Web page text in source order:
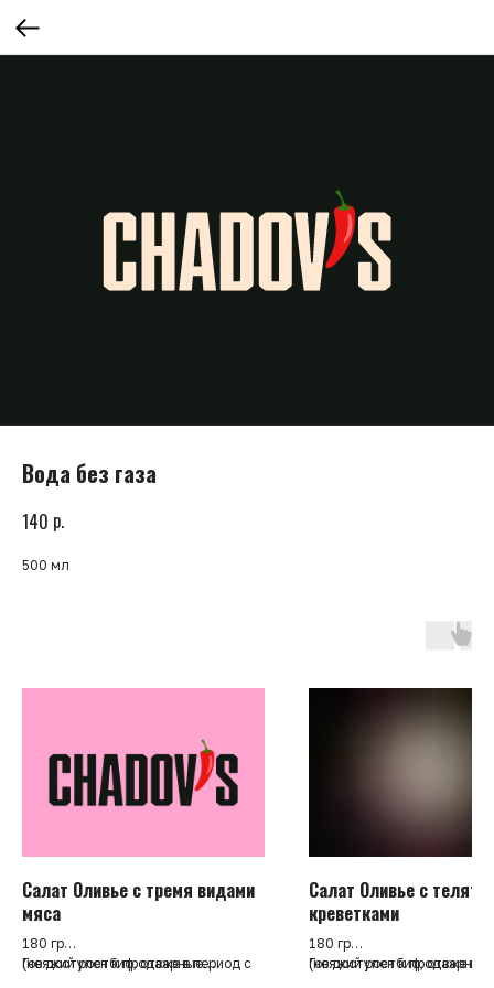
Вода без газа
140 р.
500 мл
Салат Оливье с тремя видами
мяса
180 гр
(не доступен к продаже в период с
Говяжий ростбиф, отварные
Салат Оливье с
креветками
180 гр
(не доступен к продаже в
Говяжий ростбиф, отварные